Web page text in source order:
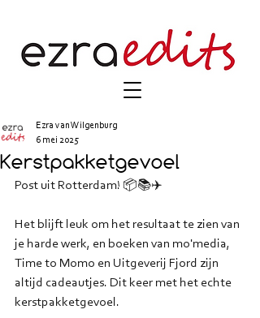
Kerstpakketgevoel
Ezra van Wilgenburg
6 mei 2025
Post uit Rotterdam! 📦📚✈️
Het blijft leuk om het resultaat te zien van
je harde werk, en boeken van mo'media,
Time to Momo en Uitgeverij Fjord zijn
altijd cadeautjes. Dit keer met het echte
kerstpakketgevoel.